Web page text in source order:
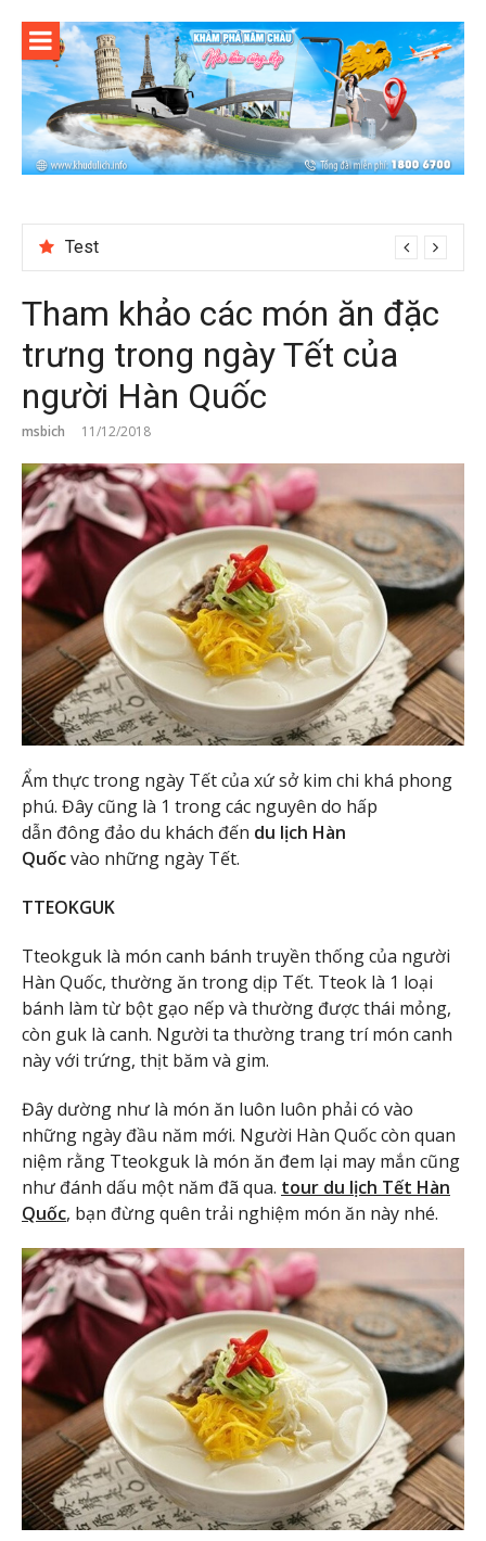
content
Test
Tham khảo các món ăn đặc
trưng trong ngày Tết của
người Hàn Quốc
msbich 11/12/2018
Ẩm thực trong ngày Tết của xứ sở kim chi khá phong
phú. Đây cũng là 1 trong các nguyên do hấp
dẫn đông đảo du khách đến du lịch Hàn
Quốcvào những ngày Tết.
TTEOKGUK
Tteokguk là món canh bánh truyền thống của người
Hàn Quốc, thường ăn trong dịp Tết. Tteok là 1 loại
bánh làm từ bột gạo nếp và thường được thái mỏng,
còn guk là canh. Người ta thường trang trí món canh
này với trứng, thịt băm và gim.
Đây dường như là món ăn luôn luôn phải có vào
những ngày đầu năm mới. Người Hàn Quốc còn quan
niệm rằng Tteokguk là món ăn đem lại may mắn cũng
như đánh dấu một năm đã qua. tour du lịch Tết Hàn
Quốc, bạn đừng quên trải nghiệm món ăn này nhé.